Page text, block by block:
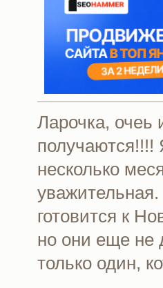
Ларочка,
получаются!!!!
несколько
готовится к
но они еще не
только один,